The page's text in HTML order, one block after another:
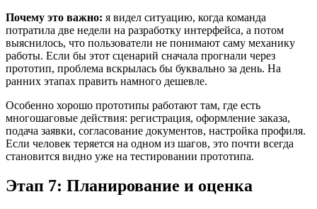
Почему это важно: я видел ситуацию, когда команда
потратила две недели на разработку интерфейса, а потом
выяснилось, что пользователи не понимают саму механику
работы. Если бы этот сценарий сначала прогнали через
прототип, проблема вскрылась бы буквально за день. На
ранних этапах править намного дешевле.
Особенно хорошо прототипы работают там, где есть
многошаговые действия: регистрация, оформление заказа,
подача заявки, согласование документов, настройка профиля.
Если человек теряется на одном из шагов, это почти всегда
становится видно уже на тестировании прототипа.
Этап 7: Планирование и оценка